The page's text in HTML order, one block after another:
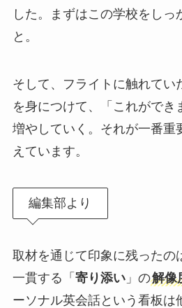
した。まずはこの学校をしっ
と。
そして、フライトに触れてい
を身につけて、「これができ
増やしていく。それが一番重
えています。
編集部より
取材を通じて印象に残ったの
一貫する「 寄り添い」の解像
ーソナル英会話という看板は